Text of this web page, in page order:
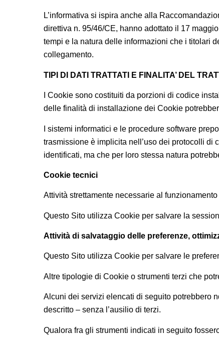
L’informativa si ispira anche alla
direttiva n. 95/46/CE, hanno adottato il 17
tempi e la natura delle informazioni che i titolari
collegamento.
TIPI DI DATI TRATTATI E FINALITA’ DEL
I Cookie sono costituiti da porzioni di codice
delle finalità di installazione dei Cookie
I sistemi informatici e le procedure software
trasmissione è implicita nell’uso dei protocolli di
identificati, ma che per loro stessa natura
Cookie tecnici
Attività strettamente necessarie al funzionamento
Questo Sito utilizza Cookie per salvare la
Attività di salvataggio delle preferenze,
Questo Sito utilizza Cookie per salvare le
Altre tipologie di Cookie o strumenti terzi che
Alcuni dei servizi elencati di seguito potrebbero
descritto – senza l’ausilio di terzi.
Qualora fra gli strumenti indicati in seguito